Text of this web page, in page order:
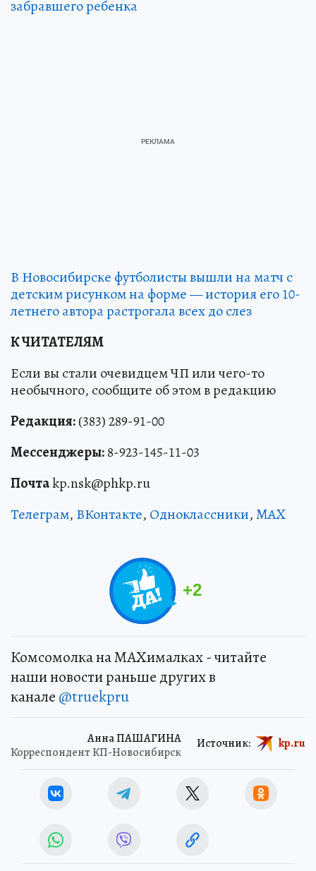
забравшего ребенка
В Новосибирске футболисты вышли на матч с
детским рисунком на форме — история его 10-
летнего автора растрогала всех до слез
К ЧИТАТЕЛЯМ
Если вы стали очевидцем ЧП или чего-то
необычного, сообщите об этом в редакцию
Редакция:(383) 289-91-00
Мессенджеры:8-923-145-11-03
Почтаkp.nsk@phkp.ru
Телеграм, ВКонтакте, Одноклассники,MAX
+2
Комсомолка на MAXималках - читайте
наши новости раньше других в
канале @truekpru
Анна ПАШАГИНА
Корреспондент КП-Новосибирск
Источник: kp.ru